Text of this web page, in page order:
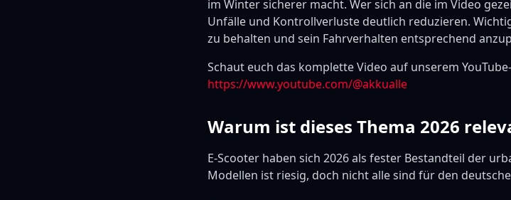
im Winter sicherer macht. Wer sich an die im Video
Unfälle und Kontrollverluste deutlich reduzieren.
zu behalten und sein Fahrverhalten entsprechend
Schaut euch das komplette Video auf unserem
https://www.youtube.com/@akkualle
Warum ist dieses Thema 2026
E-Scooter haben sich 2026 als fester Bestandteil der
Modellen ist riesig, doch nicht alle sind für den